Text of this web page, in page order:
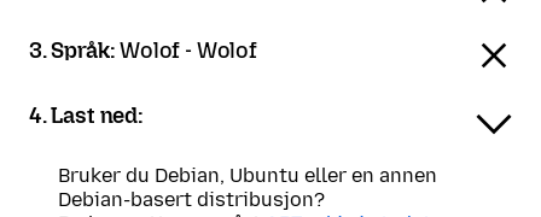
3. Språk:Wolof - Wolof
4. Last ned:
Bruker du Debian, Ubuntu eller en annen
Debian-basert distribusjon?